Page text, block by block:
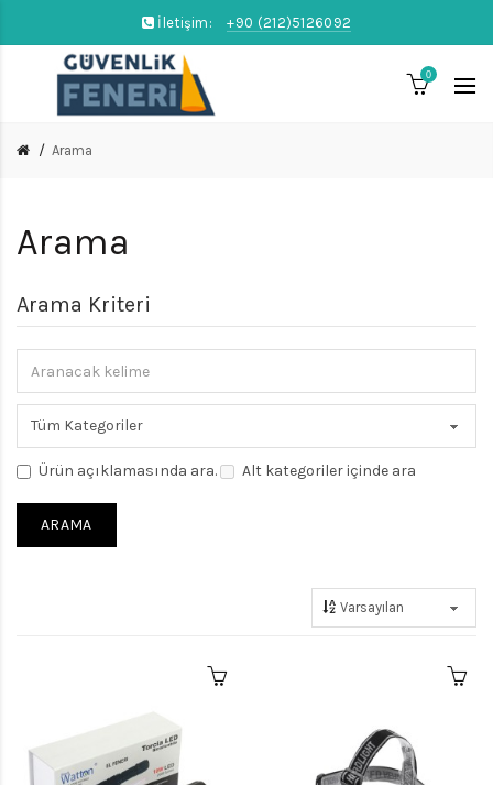
İletişim: +90 (212)5126092
0
Arama
Arama
Arama Kriteri
Ürün açıklamasında ara. Alt kategoriler içinde ara